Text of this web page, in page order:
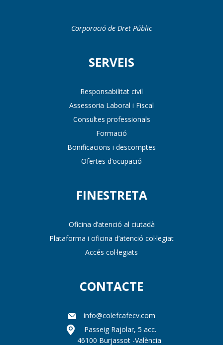
Corporació de Dret Públic
SERVEIS
Responsabilitat civil
Assessoria Laboral i Fiscal
Consultes professionals
Formació
Bonificacions i descomptes
Ofertes d’ocupació
FINESTRETA
Oficina d’atenció al ciutadà
Plataforma i oficina d’atenció col·legiat
Accés col·legiats
CONTACTE
info@colefcafecv.com
Passeig Rajolar, 5 acc.
46100 Burjassot -València